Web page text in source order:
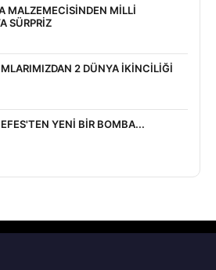
MALZEMECİSİNDEN MİLLİ
SÜRPRİZ
2 DÜNYA İKİNCİLİĞİ
YENİ BİR BOMBA...